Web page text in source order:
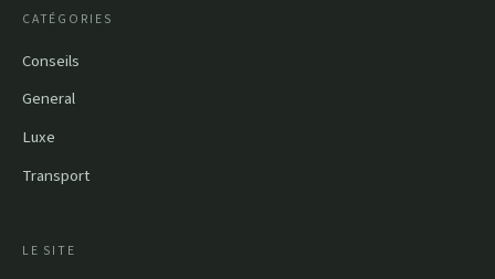
CATÉGORIES
Conseils
General
Luxe
Transport
LE SITE